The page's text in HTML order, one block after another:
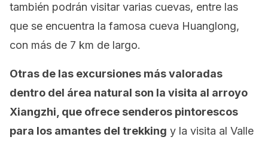
también podrán visitar varias cuevas, entre las
que se encuentra la famosa cueva Huanglong,
con más de 7 km de largo.
Otras de las excursiones más valoradas
dentro del área natural son la visita al arroyo
Xiangzhi, que ofrece senderos pintorescos
para los amantes del trekking y la visita al Valle